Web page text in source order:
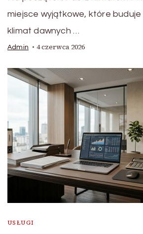
miejsce wyjątkowe, które
klimat dawnych …
Admin 4 czerwca 2026
USŁUGI